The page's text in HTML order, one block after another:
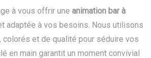
à vous offrir une animation bar à
adaptée à vos besoins. Nous utilisons
colorés et de qualité pour séduire vos
en main garantit un moment convivial